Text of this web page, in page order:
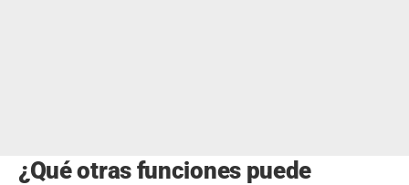
¿Qué otras funciones puede